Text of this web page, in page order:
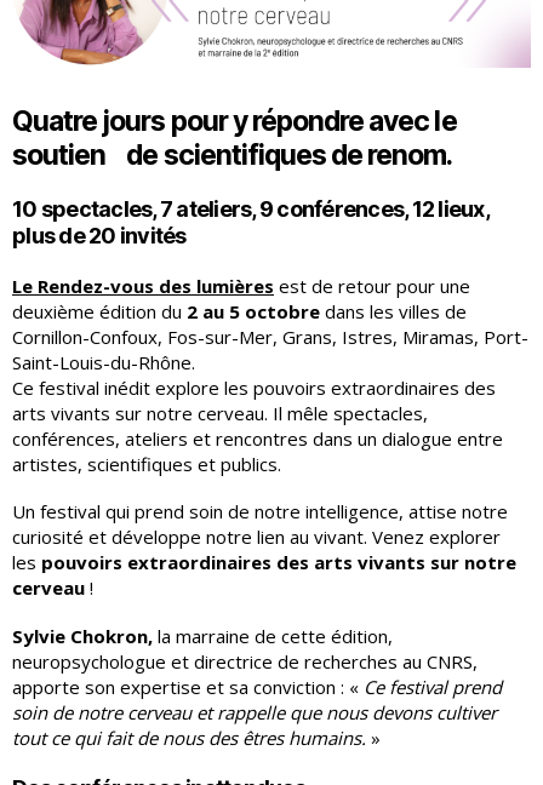
Quatre jours pour y répondre avec le
soutien de scientifiques de renom.
10 spectacles, 7 ateliers, 9 conférences, 12 lieux,
plus de 20 invités
Le Rendez-vous des lumières est de retour pour une
deuxième édition du 2 au 5 octobre dans les villes de
Cornillon-Confoux, Fos-sur-Mer, Grans, Istres, Miramas, Port-
Saint-Louis-du-Rhône.
Ce festival inédit explore les pouvoirs extraordinaires des
arts vivants sur notre cerveau. Il mêle spectacles,
conférences, ateliers et rencontres dans un dialogue entre
artistes, scientifiques et publics.
Un festival qui prend soin de notre intelligence, attise notre
curiosité et développe notre lien au vivant. Venez explorer
les pouvoirs extraordinaires des arts vivants sur notre
cerveau !
Sylvie Chokron, la marraine de cette édition,
neuropsychologue et directrice de recherches au CNRS,
apporte son expertise et sa conviction : « Ce festival prend
soin de notre cerveau et rappelle que nous devons cultiver
tout ce qui fait de nous des êtres humains. »